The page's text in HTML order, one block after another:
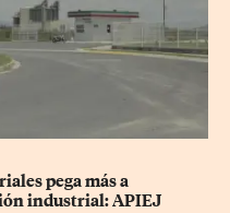
pega más a
industrial: APIEJ